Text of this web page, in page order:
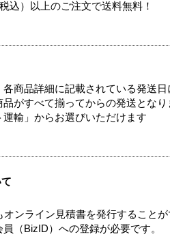
込）以上のご注文で送料無料！
商品詳細に記載されている発送日
がすべて揃ってからの発送となり
輸」からお選びいただけます
ンライン見積書を発行することが
（BizID）への登録が必要です。